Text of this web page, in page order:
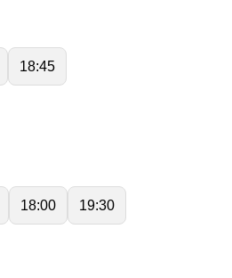
18:45
18:00 19:30